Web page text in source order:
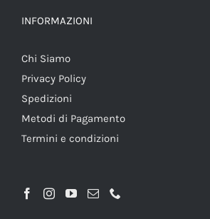
INFORMAZIONI
Chi Siamo
Privacy Policy
Spedizioni
Metodi di Pagamento
Termini e condizioni